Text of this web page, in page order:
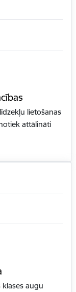
lietošanas
attālināti
augu